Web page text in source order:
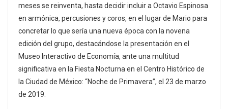
meses se reinventa, hasta decidir incluir a Octavio Espinosa
en armónica, percusiones y coros, en el lugar de Mario para
concretar lo que sería una nueva época con la novena
edición del grupo, destacándose la presentación en el
Museo Interactivo de Economía, ante una multitud
significativa en la Fiesta Nocturna en el Centro Histórico de
la Ciudad de México: “Noche de Primavera”, el 23 de marzo
de 2019.